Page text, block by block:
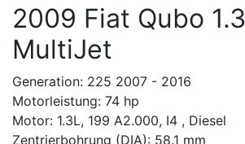
2009 Fiat Qubo 1.3
MultiJet
Generation: 225 2007 - 2016
Motorleistung: 74 hp
Motor: 1.3L, 199 A2.000, I4 , Diesel
Zentrierbohrung (DIA): 58.1 mm